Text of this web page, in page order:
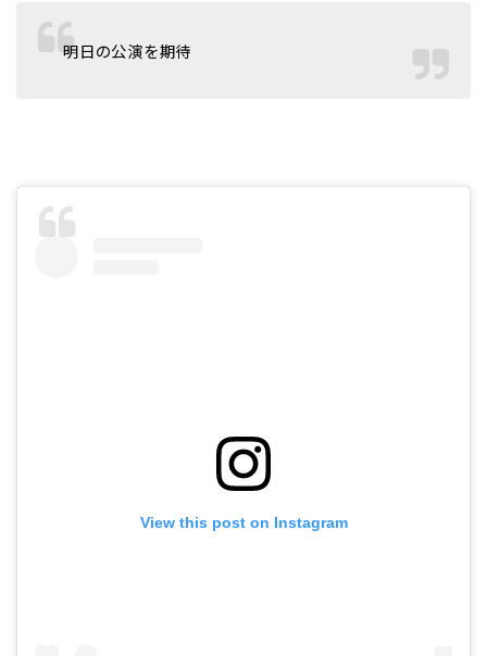
明日の公演を期待
View this post on Instagram